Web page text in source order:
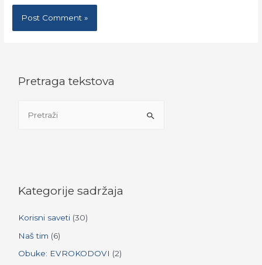
Pretraga tekstova
h
o
r
:
Kategorije sadržaja
Korisni saveti (30)
Naš tim (6)
Obuke: EVROKODOVI (2)